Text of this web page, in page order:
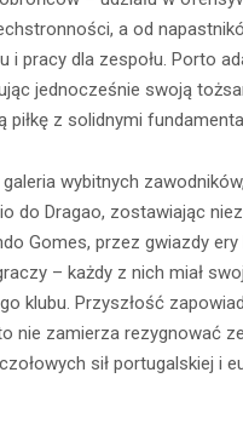
a od
i pracy dla zespołu. Porto
jednocześnie swoją
piłkę z solidnymi
wybitnych
do Dragao, zostawiając
Gomes, przez gwiazdy
– każdy z nich miał
klubu. Przyszłość
nie zamierza rezygnować
sił portugalskiej i